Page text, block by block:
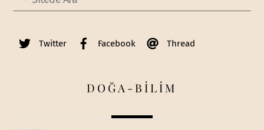
Twitter Facebook Thread
DOĞA-BİLİM